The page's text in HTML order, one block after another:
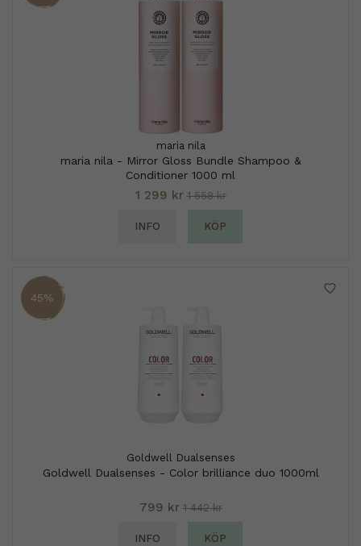
maria nila
maria nila - Mirror Gloss Bundle Shampoo &
Conditioner 1000 ml
1 299 kr 1 558 kr
INFO KÖP
45%
Goldwell Dualsenses
Goldwell Dualsenses - Color brilliance duo 1000ml
799 kr 1 442 kr
INFO KÖP